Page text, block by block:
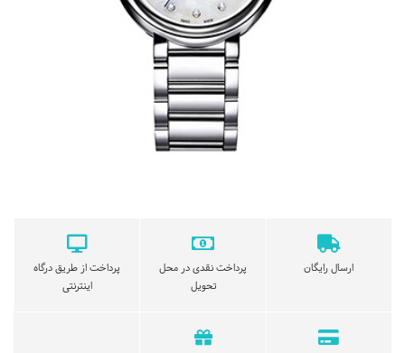
ارسال رایگان
پرداخت نقدی در محل
تحویل
پرداخت از طریق درگاه
اینترنتی